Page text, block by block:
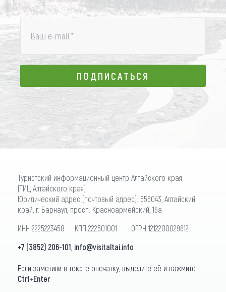
Ваш e-mail *
ПОДПИСАТЬСЯ
ПОДПИСАТЬСЯ
Туристский информационный центр Алтайского края
(ТИЦ Алтайского края)
Юридический адрес (почтовый адрес): 656043, Алтайский
край, г. Барнаул, просп. Красноармейский, 16а
ИНН 2225223458 КПП 222501001 ОГРН 1212200029612
+7 (3852) 206-101 info@visitaltai.info
Если заметили в тексте опечатку, выделите её и нажмите
Ctrl+Enter